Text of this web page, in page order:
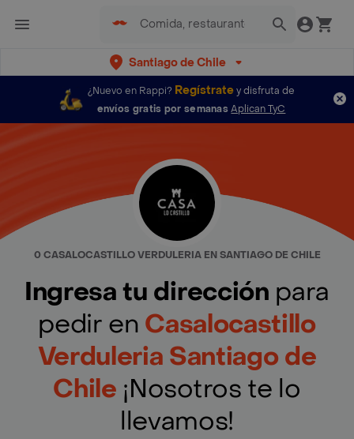
Santiago de Chile
¿Nuevo en Rappi? Regístratey disfruta de
envíos gratis por semanas Aplican TyC
0 CASALOCASTILLO VERDULERIA EN SANTIAGO DE CHILE
Ingresa tu dirección para
pedir en Casalocastillo
Verduleria Santiago de
Chile ¡Nosotros te lo
llevamos!